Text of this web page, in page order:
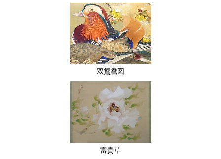
双鴛鴦図
富貴草